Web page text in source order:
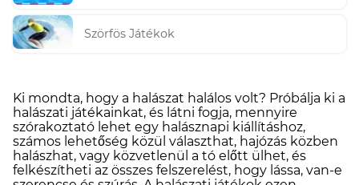
Szörfös Játékok
Ki mondta, hogy a halászat halálos volt? Próbálja ki a
halászati ​​játékainkat, és látni fogja, mennyire
szórakoztató lehet egy halásznapi kiállításhoz,
számos lehetőség közül választhat, hajózás közben
halászhat, vagy közvetlenül a tó előtt ülhet, és
felkészítheti az összes felszerelést, hogy lássa, van-e